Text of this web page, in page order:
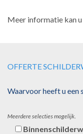
Meer informatie kan u
OFFERTE
Waarvoor heeft u een
Meerdere selecties mogelijk.